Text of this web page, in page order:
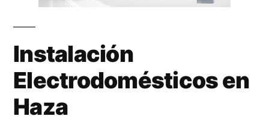
Instalación
Electrodomésticos en
Haza